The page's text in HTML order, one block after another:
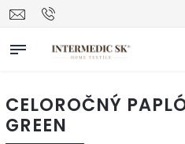
CELOROČNÝ
GREEN